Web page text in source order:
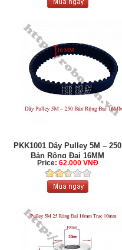
PKK1001 Dây Pulley 5M – 250
Bản Rộng Đai 16MM
Price: 62.000 VNĐ